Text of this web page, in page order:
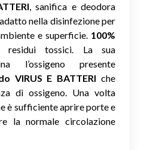
, sanifica e deodora
nella disinfezione per
e superficie. 100%
residui tossici. La sua
l’ossigeno presente
VIRUS E BATTERI che
di ossigeno. Una volta
è sufficiente aprire porte e
la normale circolazione